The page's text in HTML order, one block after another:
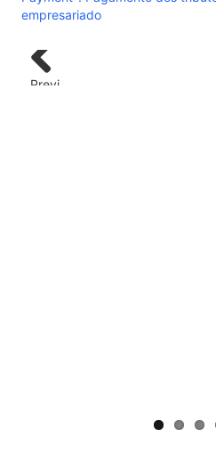
Marcos Rogério apresenta Plano
projetos, metas públicas e
Previ